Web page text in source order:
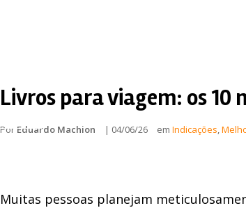
Livros para viagem: os
Por Eduardo Machion | 04/06/26 em Indicações,
Muitas pessoas planejam